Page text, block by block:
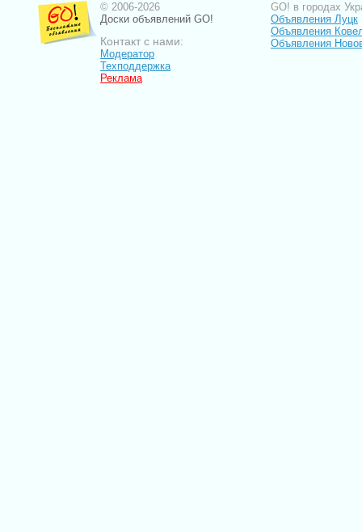
© 2006-2026
Доски объявлений GO!
Контакт с нами:
Модератор
Техподдержка
Реклама
GO! в городах
Объявления Луцк
Объявления
Объявления